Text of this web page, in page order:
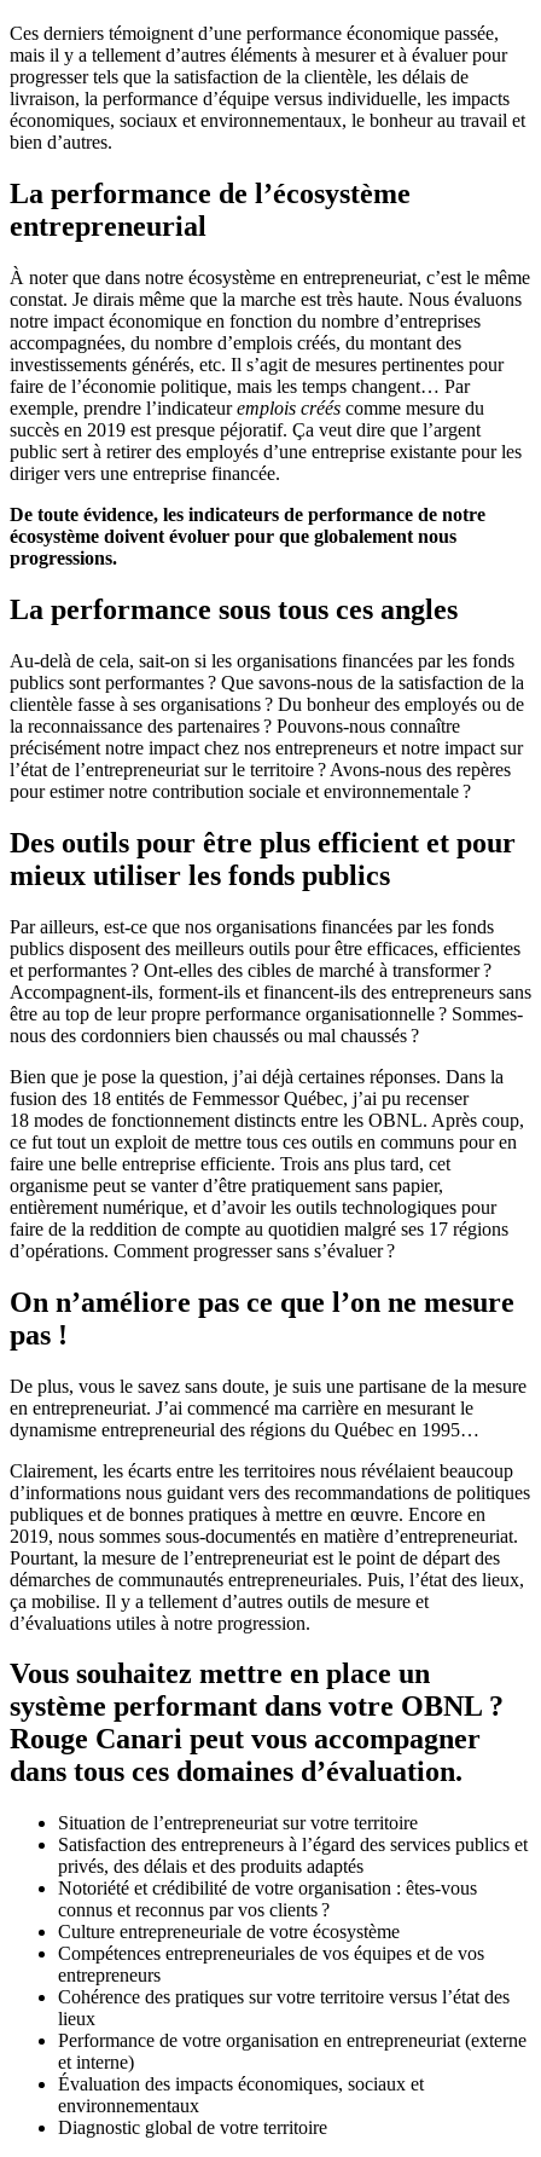
Ces derniers témoignent d’une performance économique passée,
mais il y a tellement d’autres éléments à mesurer et à évaluer pour
progresser tels que la satisfaction de la clientèle, les délais de
livraison, la performance d’équipe versus individuelle, les impacts
économiques, sociaux et environnementaux, le bonheur au travail et
bien d’autres.
La performance de l’écosystème
entrepreneurial
À noter que dans notre écosystème en entrepreneuriat, c’est le même
constat. Je dirais même que la marche est très haute. Nous évaluons
notre impact économique en fonction du nombre d’entreprises
accompagnées, du nombre d’emplois créés, du montant des
investissements générés, etc. Il s’agit de mesures pertinentes pour
faire de l’économie politique, mais les temps changent… Par
exemple, prendre l’indicateuremplois créés comme mesure du
succès en 2019 est presque péjoratif. Ça veut dire que l’argent
public sert à retirer des employés d’une entreprise existante pour les
diriger vers une entreprise financée.
De toute évidence, les indicateurs de performance de notre
écosystème doivent évoluer pour que globalement nous
progressions.
La performance sous tous ces angles
Au-delà de cela, sait-on si les organisations financées par les fonds
publics sont performantes ? Que savons-nous de la satisfaction de la
clientèle fasse à ses organisations ? Du bonheur des employés ou de
la reconnaissance des partenaires ? Pouvons-nous connaître
précisément notre impact chez nos entrepreneurs et notre impact sur
l’état de l’entrepreneuriat sur le territoire ? Avons-nous des repères
pour estimer notre contribution sociale et environnementale ?
Des outils pour être plus efficient et pour
mieux utiliser les fonds publics
Par ailleurs, est-ce que nos organisations financées par les fonds
publics disposent des meilleurs outils pour être efficaces, efficientes
et performantes ? Ont-elles des cibles de marché à transformer ?
Accompagnent-ils, forment-ils et financent-ils des entrepreneurs sans
être au top de leur propre performance organisationnelle ? Sommes-
nous des cordonniers bien chaussés ou mal chaussés ?
Bien que je pose la question, j’ai déjà certaines réponses. Dans la
fusion des 18 entités de Femmessor Québec, j’ai pu recenser
18 modes de fonctionnement distincts entre les OBNL. Après coup,
ce fut tout un exploit de mettre tous ces outils en communs pour en
faire une belle entreprise efficiente. Trois ans plus tard, cet
organisme peut se vanter d’être pratiquement sans papier,
entièrement numérique, et d’avoir les outils technologiques pour
faire de la reddition de compte au quotidien malgré ses 17 régions
d’opérations. Comment progresser sans s’évaluer ?
On n’améliore pas ce que l’on ne mesure
pas !
De plus, vous le savez sans doute, je suis une partisane de la mesure
en entrepreneuriat. J’ai commencé ma carrière en mesurant le
dynamisme entrepreneurial des régions du Québec en 1995…
Clairement, les écarts entre les territoires nous révélaient beaucoup
d’informations nous guidant vers des recommandations de politiques
publiques et de bonnes pratiques à mettre en œuvre. Encore en
2019, nous sommes sous-documentés en matière d’entrepreneuriat.
Pourtant, la mesure de l’entrepreneuriat est le point de départ des
démarches de communautés entrepreneuriales. Puis, l’état des lieux,
ça mobilise. Il y a tellement d’autres outils de mesure et
d’évaluations utiles à notre progression.
Vous souhaitez mettre en place un
système performant dans votre OBNL ?
Rouge Canari peut vous accompagner
dans tous ces domaines d’évaluation.
Situation de l’entrepreneuriat sur votre territoire
Satisfaction des entrepreneurs à l’égard des services publics et
privés, des délais et des produits adaptés
Notoriété et crédibilité de votre organisation : êtes-vous
connus et reconnus par vos clients ?
Culture entrepreneuriale de votre écosystème
Compétences entrepreneuriales de vos équipes et de vos
entrepreneurs
Cohérence des pratiques sur votre territoire versus l’état des
lieux
Performance de votre organisation en entrepreneuriat (externe
et interne)
Évaluation des impacts économiques, sociaux et
environnementaux
Diagnostic global de votre territoire